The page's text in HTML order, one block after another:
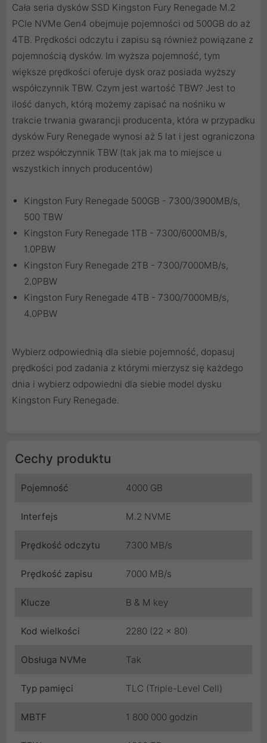
Cała seria dysków SSD Kingston Fury Renegade M.2
PCIe NVMe Gen4 obejmuje pojemności od 500GB do aż
4TB. Prędkości odczytu i zapisu są również powiązane z
pojemnością dysków. Im wyższa pojemność, tym
większe prędkości oferuje dysk oraz posiada wyższy
współczynnik TBW. Czym jest wartość TBW? Jest to
ilość danych, którą możemy zapisać na nośniku w
trakcie trwania gwarancji producenta, która w przypadku
dysków Fury Renegade wynosi aż 5 lat i jest ograniczona
przez współczynnik TBW (tak jak ma to miejsce u
wszystkich innych producentów)
Kingston Fury Renegade 500GB - 7300/3900MB/s,
500 TBW
Kingston Fury Renegade 1TB - 7300/6000MB/s,
1.0PBW
Kingston Fury Renegade 2TB - 7300/7000MB/s,
2.0PBW
Kingston Fury Renegade 4TB - 7300/7000MB/s,
4.0PBW
Wybierz odpowiednią dla siebie pojemność, dopasuj
prędkości pod zadania z którymi mierzysz się każdego
dnia i wybierz odpowiedni dla siebie model dysku
Kingston Fury Renegade.
Cechy produktu
Pojemność 4000 GB
Interfejs M.2 NVME
Prędkość odczytu 7300 MB/s
Prędkość zapisu 7000 MB/s
Klucze B & M key
Kod wielkości 2280 (22 x 80)
Obsługa NVMe Tak
Typ pamięci TLC (Triple-Level Cell)
MBTF 1 800 000 godzin